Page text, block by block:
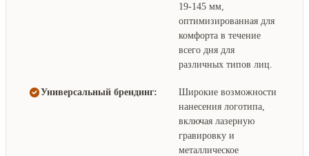
19-145 мм,
оптимизированная для
комфорта в течение
всего дня для
различных типов лиц.
Универсальный брендинг:
Широкие возможности
нанесения логотипа,
включая лазерную
гравировку и
металлическое